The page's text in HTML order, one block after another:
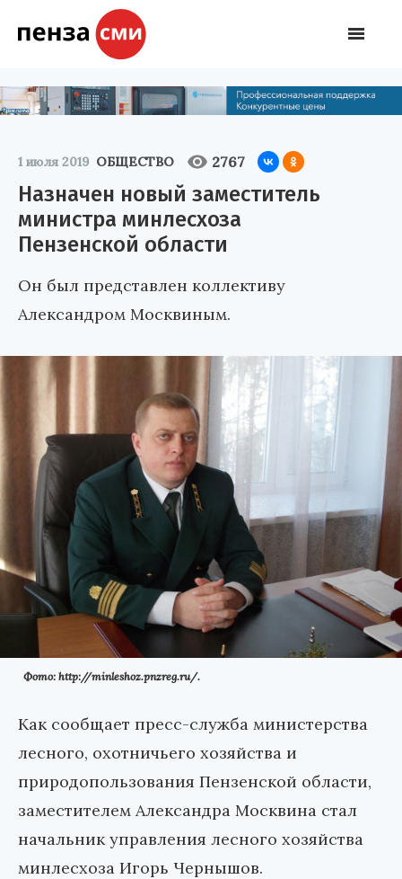
1 июля 2019 ОБЩЕСТВО 2767
Назначен новый заместитель
министра минлесхоза
Пензенской области
Он был представлен коллективу
Александром Москвиным.
Фото: http://minleshoz.pnzreg.ru/.
Как сообщает пресс-служба министерства
лесного, охотничьего хозяйства и
природопользования Пензенской области,
заместителем Александра Москвина стал
начальник управления лесного хозяйства
минлесхоза Игорь Чернышов.